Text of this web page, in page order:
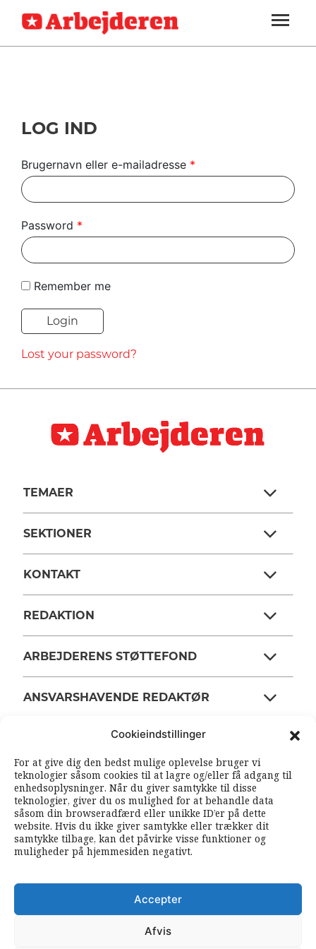
Cookieindstillinger
For at give dig den bedst mulige oplevelse bruger vi
teknologier såsom cookies til at lagre og/eller få adgang til
enhedsoplysninger. Når du giver samtykke til disse
teknologier, giver du os mulighed for at behandle data
såsom din browseradfærd eller unikke ID’er på dette
website. Hvis du ikke giver samtykke eller trækker dit
samtykke tilbage, kan det påvirke visse funktioner og
muligheder på hjemmesiden negativt.
Accepter
Afvis
SEKTIONER
ARBEJDEREN
MENER
UDLAND
DEBAT
TIL
NAVNE
HISTORIE
TEORI
SOUNDCLOUD
ABONNER
LOG IND
LOG IND
Brugernavn eller e-mailadresse *
Password *
Remember me
Lost your password?
TEMAER
SEKTIONER
KONTAKT
REDAKTION
ARBEJDERENS STØTTEFOND
ANSVARSHAVENDE REDAKTØR
SOUNDCLOUD RSS FEEDS
FØLG ARBEJDEREN